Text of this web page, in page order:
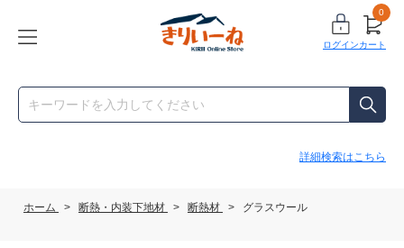
ログイン
0
カート
詳細検索はこちら
ホーム > 断熱・内装下地材 > 断熱材 > グラスウール